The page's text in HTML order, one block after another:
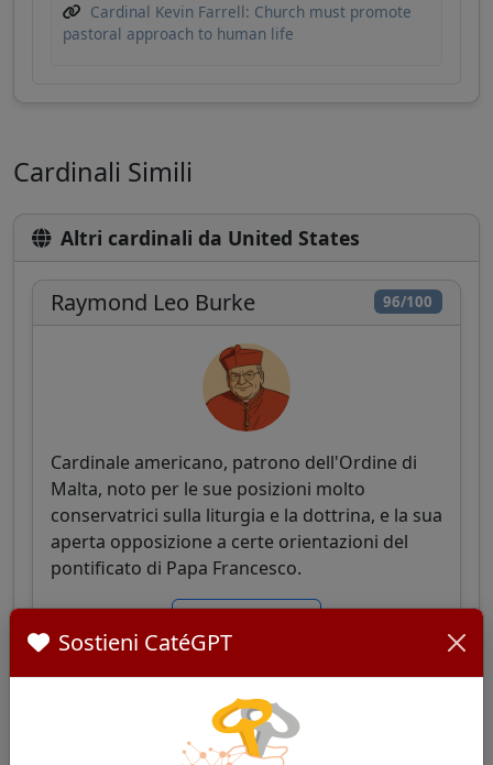
Cardinal Kevin Farrell: Church must promote
pastoral approach to human life
Cardinali Simili
Altri cardinali da United States
96/100
Raymond Leo Burke
Cardinale americano, patrono dell'Ordine di
Malta, noto per le sue posizioni molto
conservatrici sulla liturgia e la dottrina, e la sua
aperta opposizione a certe orientazioni del
pontificato di Papa Francesco.
Sostieni CatéGPT